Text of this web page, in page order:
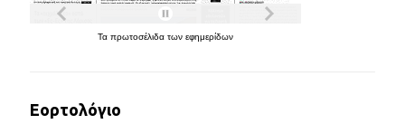
Τα πρωτοσέλιδα των εφημερίδων
Εορτολόγιο